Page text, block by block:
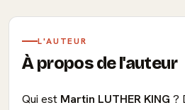
L'AUTEUR
À propos de l'auteur
Qui est Martin LUTHER KING ?